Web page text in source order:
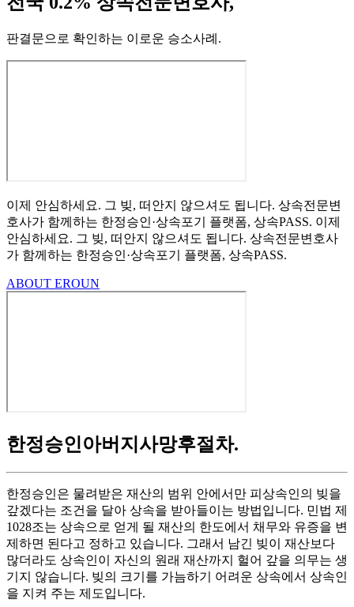
판결문으로 확인하는 이로운 승소사례 .
이제 안심하세요. 그 빚, 떠안지 않으셔도 됩니다. 상속전문변
호사가 함께하는 한정승인·상속포기 플랫폼, 상속PASS. 이제
안심하세요. 그 빚, 떠안지 않으셔도 됩니다. 상속전문변호사
가 함께하는 한정승인·상속포기 플랫폼, 상속PASS.
ABOUT EROUN
한정승인아버지사망후절차.
한정승인은 물려받은 재산의 범위 안에서만 피상속인의 빚을
갚겠다는 조건을 달아 상속을 받아들이는 방법입니다. 민법 제
1028조는 상속으로 얻게 될 재산의 한도에서 채무와 유증을 변
제하면 된다고 정하고 있습니다. 그래서 남긴 빚이 재산보다
많더라도 상속인이 자신의 원래 재산까지 헐어 갚을 의무는 생
기지 않습니다. 빚의 크기를 가늠하기 어려운 상속에서 상속인
을 지켜 주는 제도입니다.